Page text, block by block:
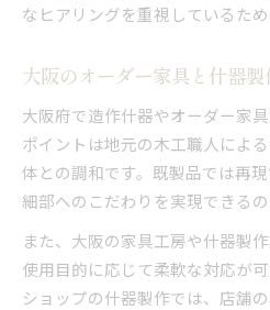
なヒアリングを重視しているた
大阪のオーダー家具と什器
大阪府で造作什器やオーダー家
ポイントは地元の木工職人によ
体との調和です。既製品では再
細部へのこだわりを実現できるの
また、大阪の家具工房や什器製
使用目的に応じて柔軟な対応が
ショップの什器製作では、店舗